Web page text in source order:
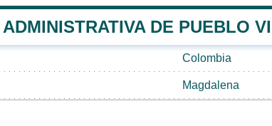
DE PUEBLO
Colombia
Magdalena